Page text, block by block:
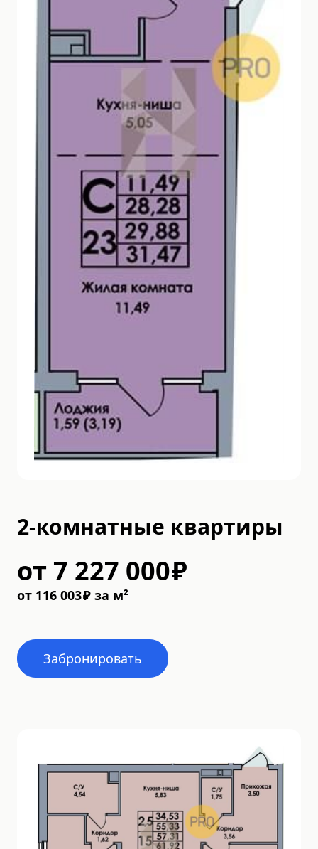
2-комнатные квартиры
от 7 227 000₽
от 116 003₽ за м²
Забронировать